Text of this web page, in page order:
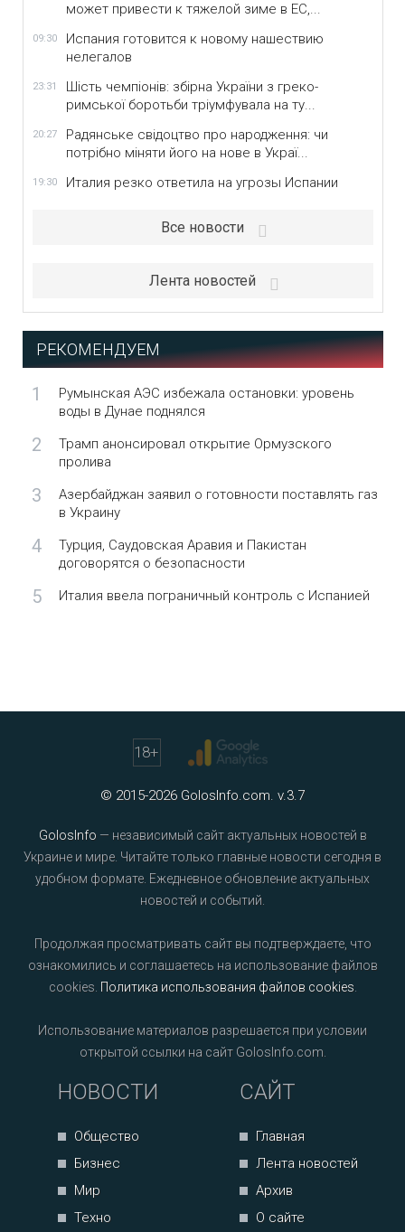
может привести к тяжелой зиме в ЕС,...
09:30
Испания готовится к новому нашествию
нелегалов
23:31
Шість чемпіонів: збірна України з греко-
римської боротьби тріумфувала на ту...
20:27
Радянське свідоцтво про народження: чи
потрібно міняти його на нове в Украї...
19:30 Италия резко ответила на угрозы Испании
Все новости
Лента новостей
РЕКОМЕНДУЕМ
1
Румынская АЭС избежала остановки: уровень
воды в Дунае поднялся
2
Трамп анонсировал открытие Ормузского
пролива
3
Азербайджан заявил о готовности поставлять газ
в Украину
4
Турция, Саудовская Аравия и Пакистан
договорятся о безопасности
5 Италия ввела пограничный контроль с Испанией
18+
© 2015-2026 GolosInfo.com. v.3.7
GolosInfo — независимый сайт актуальных новостей в
Украине и мире. Читайте только главные новости сегодня в
удобном формате. Ежедневное обновление актуальных
новостей и событий.
Продолжая просматривать сайт вы подтверждаете, что
ознакомились и соглашаетесь на использование файлов
cookies. Политика использования файлов cookies
Использование материалов разрешается при условии
открытой ссылки на сайт GolosInfo.com.
НОВОСТИ
Общество
Бизнес
Мир
Техно
САЙТ
Главная
Лента новостей
Архив
О сайте